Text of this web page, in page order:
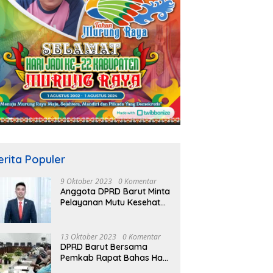
Populer
9 Oktober 2023 0 Komentar
Anggota DPRD Barut Minta
Pelayanan Mutu Kesehatan
13 Oktober 2023 0 Komentar
DPRD Barut Bersama
Pemkab Rapat Bahas Hasil